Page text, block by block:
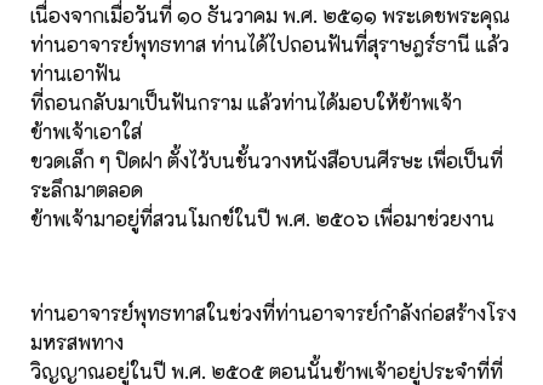
เนื่องจากเมื่อวันที่ ๑๐ ธันวาคม พ.ศ. ๒๕๑๑ พระเดชพระคุณ
ท่านอาจารย์พุทธทาส ท่านได้ไปถอนฟันที่สุราษฎร์ธานี แล้ว
ท่านเอาฟัน
ที่ถอนกลับมาเป็นฟันกราม แล้วท่านได้มอบให้ข้าพเจ้า
ข้าพเจ้าเอาใส่
ขวดเล็ก ๆ ปิดฝา ตั้งไว้บนชั้นวางหนังสือบนศีรษะ เพื่อเป็นที่
ระลึกมาตลอด
ข้าพเจ้ามาอยู่ที่สวนโมกข์ในปี พ.ศ. ๒๕๐๖ เพื่อมาช่วยงาน
ท่านอาจารย์พุทธทาสในช่วงที่ท่านอาจารย์กำลังก่อสร้างโรง
มหรสพทาง
วิญญาณอยู่ในปี พ.ศ. ๒๕๐๕ ตอนนั้นข้าพเจ้าอยู่ประจำที่ที่